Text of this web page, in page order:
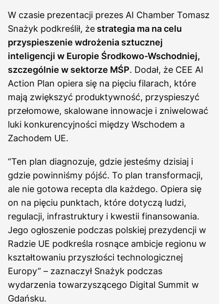
W czasie prezentacji prezes AI Chamber Tomasz
Snażyk podkreślił, że strategia ma na celu
przyspieszenie wdrożenia sztucznej
inteligencji w Europie Środkowo-Wschodniej,
szczególnie w sektorze MŚP. Dodał, że CEE AI
Action Plan opiera się na pięciu filarach, które
mają zwiększyć produktywność, przyspieszyć
przełomowe, skalowane innowacje i zniwelować
luki konkurencyjności między Wschodem a
Zachodem UE.
“Ten plan diagnozuje, gdzie jesteśmy dzisiaj i
gdzie powinniśmy pójść. To plan transformacji,
ale nie gotowa recepta dla każdego. Opiera się
on na pięciu punktach, które dotyczą ludzi,
regulacji, infrastruktury i kwestii finansowania.
Jego ogłoszenie podczas polskiej prezydencji w
Radzie UE podkreśla rosnące ambicje regionu w
kształtowaniu przyszłości technologicznej
Europy” – zaznaczył Snażyk podczas
wydarzenia towarzyszącego Digital Summit w
Gdańsku.